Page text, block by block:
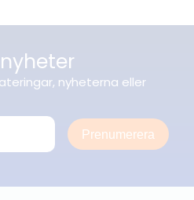
nyheterna eller
Prenumerera